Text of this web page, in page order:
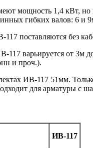
мощность 1,4 кВт, но
гибких валов: 6 и
поставляются без
117 варьируется от 3м
и проч.).
ИВ-117 51мм.
для арматуры с
ИВ-117